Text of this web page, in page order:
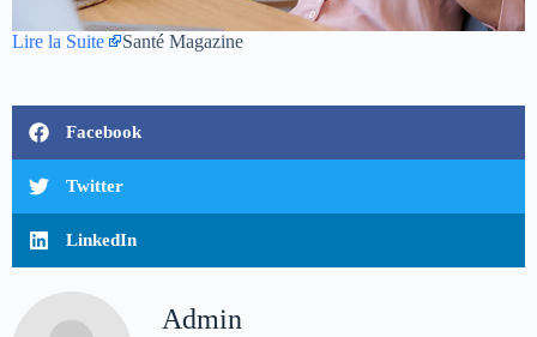
Lire la Suite Santé Magazine
Facebook
Twitter
LinkedIn
Admin